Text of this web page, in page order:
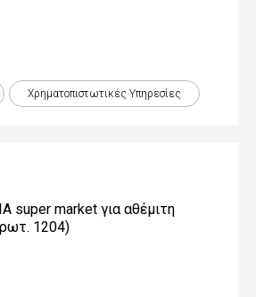
Χρηματοπιστωτικές Yπηρεσίες
super market για αθέμιτη
1204)